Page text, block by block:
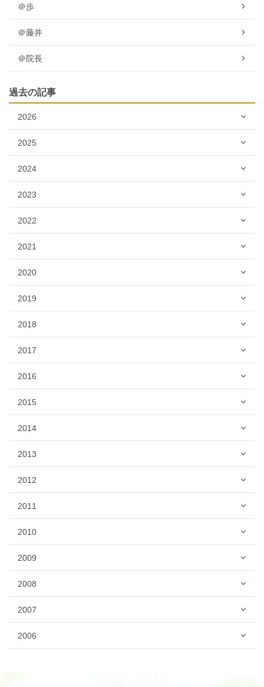
＠歩
＠藤井
＠院長
過去の記事
2026
2025
2024
2023
2022
2021
2020
2019
2018
2017
2016
2015
2014
2013
2012
2011
2010
2009
2008
2007
2006